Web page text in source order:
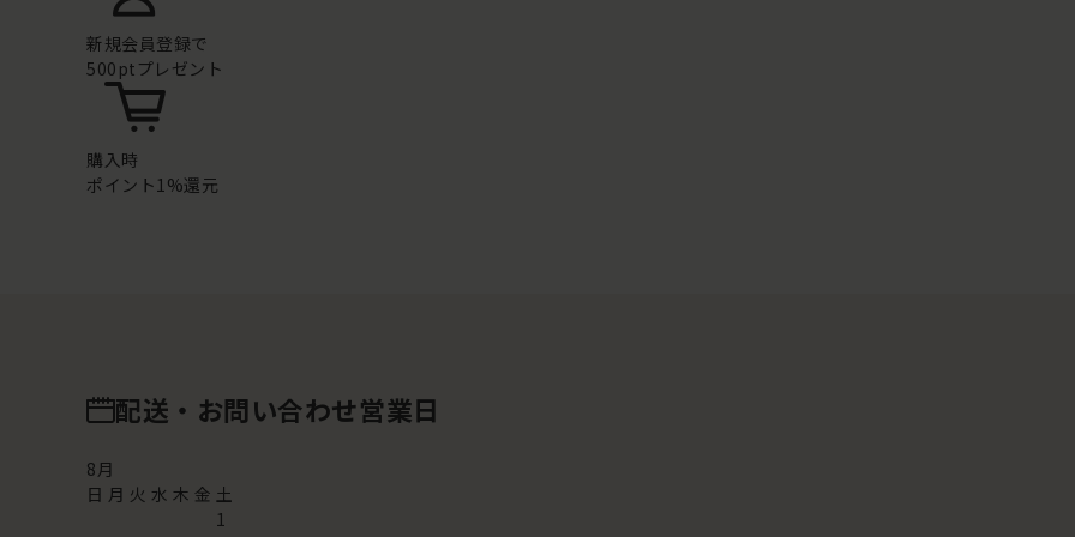
新規会員登録で
500ptプレゼント
購入時
ポイント1%還元
配送・お問い合わせ営業日
8月
日 月 火 水 木 金 土
1